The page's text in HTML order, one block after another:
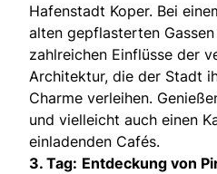
Hafenstadt Koper. Bei
alten gepflasterten
zahlreichen Einflüsse der
Architektur, die der Stadt
Charme verleihen.
und vielleicht auch einen
einladenden Cafés.
3. Tag: Entdeckung von